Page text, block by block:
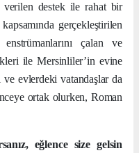
verilen destek ile rahat bir
gerçekleştirilen
çalan ve
ile Mersinliler’in evine
evlerdeki vatandaşlar da
ortak olurken, Roman
eğlence size gelsin